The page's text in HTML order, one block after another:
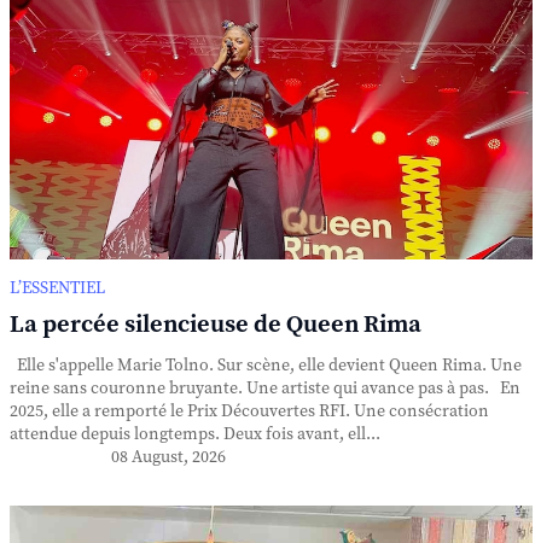
L’ESSENTIEL
La percée silencieuse de Queen Rima
Elle s'appelle Marie Tolno. Sur scène, elle devient Queen Rima. Une
reine sans couronne bruyante. Une artiste qui avance pas à pas. En
2025, elle a remporté le Prix Découvertes RFI. Une consécration
attendue depuis longtemps. Deux fois avant, ell...
08 August, 2026